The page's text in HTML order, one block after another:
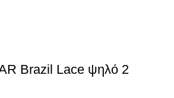
Brazil Lace ψηλό 2